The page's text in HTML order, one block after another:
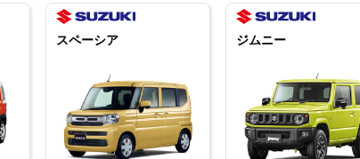
スペーシア ジムニー